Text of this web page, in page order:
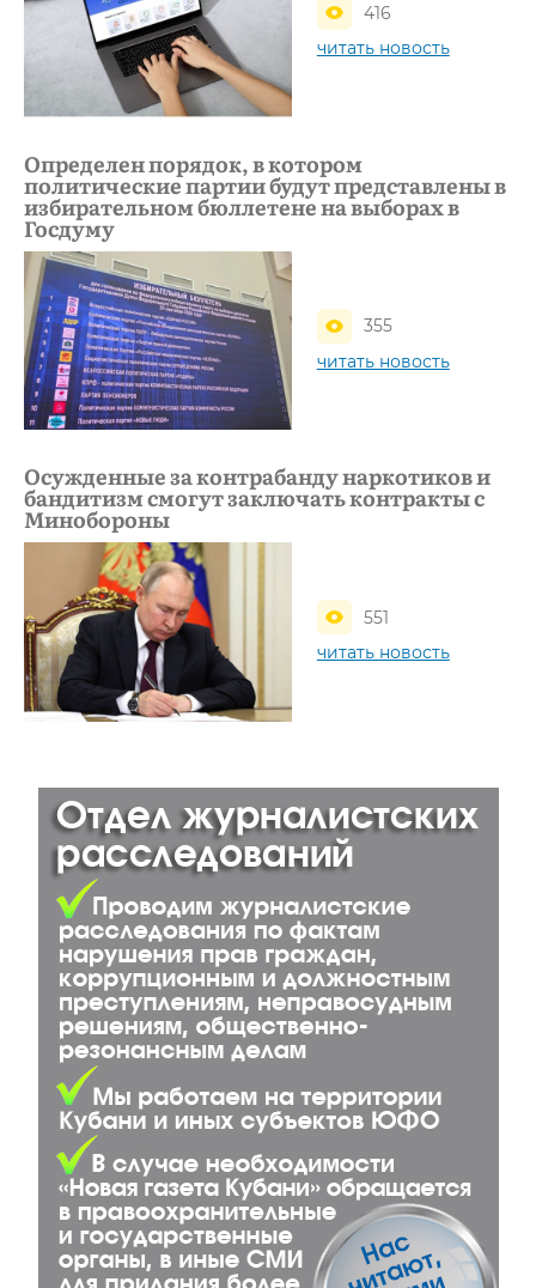
416
читать новость
Определен порядок, в котором
политические партии будут представлены в
избирательном бюллетене на выборах в
Госдуму
355
читать новость
Осужденные за контрабанду наркотиков и
бандитизм смогут заключать контракты с
Минобороны
551
читать новость